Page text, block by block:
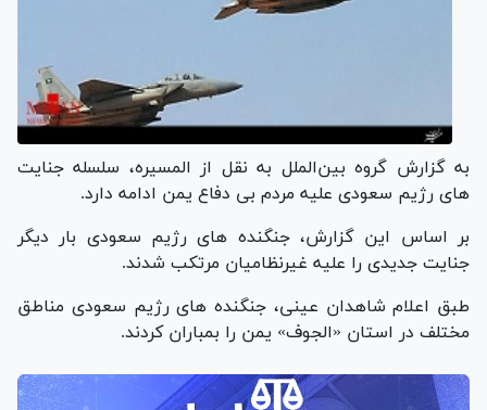
به گزارش گروه بین‌الملل به نقل از المسیره، سلسله جنایت
های رژیم سعودی علیه مردم بی دفاع یمن ادامه دارد.
بر اساس این گزارش، جنگنده های رژیم سعودی بار دیگر
جنایت جدیدی را علیه غیرنظامیان مرتکب شدند.
طبق اعلام شاهدان عینی، جنگنده های رژیم سعودی مناطق
مختلف در استان «الجوف» یمن را بمباران کردند.